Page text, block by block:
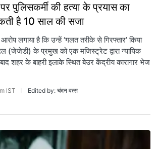
पुलिसकर्मी की हत्या के प्रयास का
है 10 साल की सजा
लगाया है कि उन्हें ‘गलत तरीके से गिरफ्तार’ किया
(जेजेडी) के प्रमुख को एक मजिस्ट्रेट द्वारा न्यायिक
शहर के बाहरी इलाके स्थित बेउर केंद्रीय कारागार भेज
IST Edited by: चंदन वत्स